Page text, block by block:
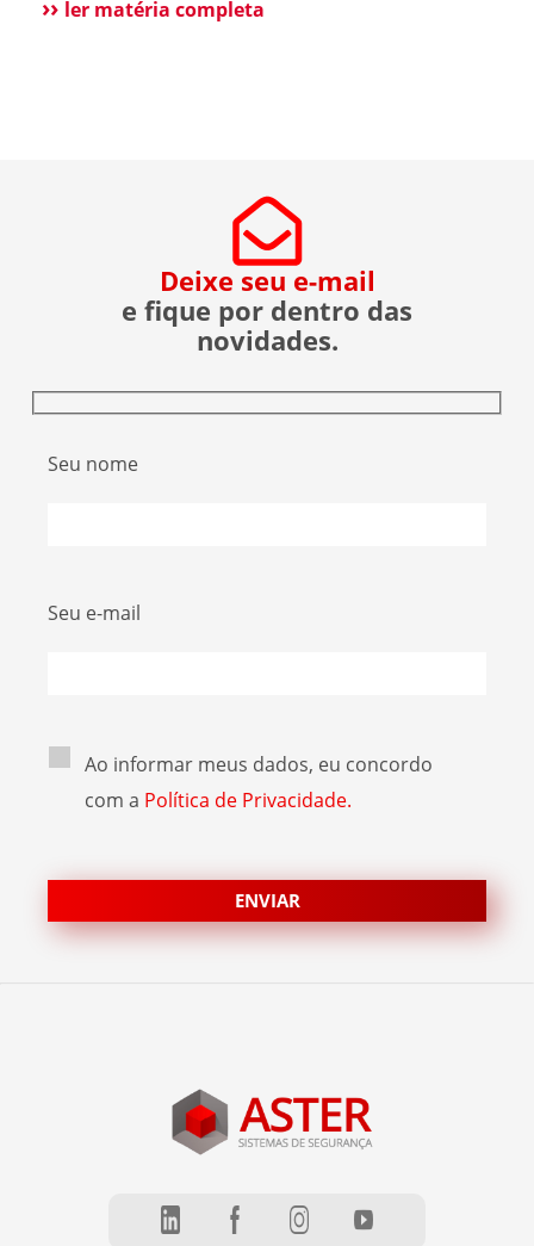
esclarecer que não possui qualquer relação
ler matéria completa
Deixe seu e-mail
e fique por dentro das
novidades.
Seu nome
Seu e-mail
Ao informar meus dados, eu concordo
com a Política de Privacidade.